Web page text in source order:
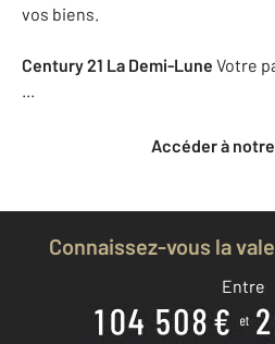
vos biens.
Century 21 La Demi-Lune Votre
...
Accéder à
Connaissez-vous la
Entre